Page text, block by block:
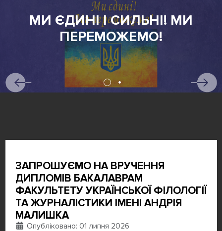
МИ ЄДИНІ І СИЛЬНІ! МИ
ПЕРЕМОЖЕМО!
ЗАПРОШУЄМО НА ВРУЧЕННЯ
ДИПЛОМІВ БАКАЛАВРАМ
ФАКУЛЬТЕТУ УКРАЇНСЬКОЇ ФІЛОЛОГІЇ
ТА ЖУРНАЛІСТИКИ ІМЕНІ АНДРІЯ
МАЛИШКА
Деталі
Опубліковано: 01 липня 2026